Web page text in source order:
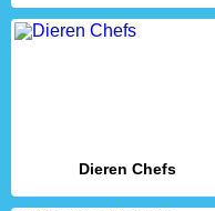
Dieren Chefs